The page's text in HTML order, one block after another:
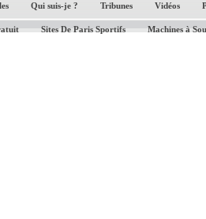
Qui suis-je ? Tribunes Vidéos
Sites De Paris Sportifs Machines à